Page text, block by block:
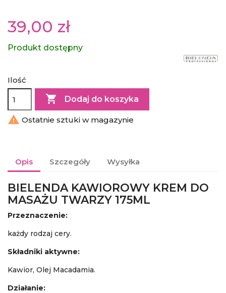
39,00 zł
Produkt dostępny
Ilość
 Dodaj do koszyka
 Ostatnie sztuki w magazynie
Opis Szczegóły Wysyłka
BIELENDA KAWIOROWY KREM DO
MASAŻU TWARZY 175ML
Przeznaczenie:
każdy rodzaj cery.
Składniki aktywne:
Kawior, Olej Macadamia.
Działanie: